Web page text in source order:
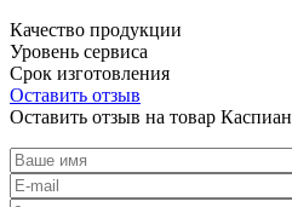
Качество продукции
Уровень сервиса
Срок изготовления
Оставить отзыв
Оставить отзыв на товар Каспиан